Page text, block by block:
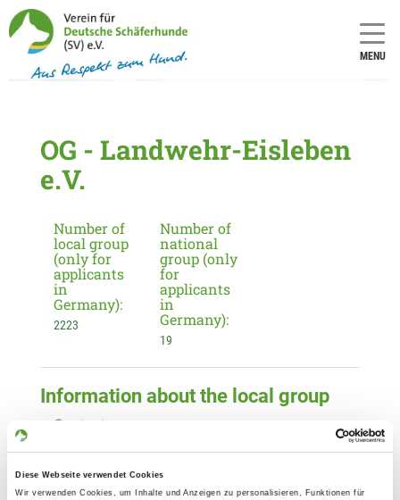
Diese Webseite verwendet Cookies
Wir verwenden Cookies, um Inhalte und Anzeigen zu personalisieren, Funktionen für
MENU
OG - Landwehr-Eisleben
e.V.
Number of
local group
(only for
applicants
in
Germany):
2223
Number of
national
group (only
for
applicants
in
Germany):
19
Information about the local group
Contact:
Rammtorstr. 28
06295 Eisleben